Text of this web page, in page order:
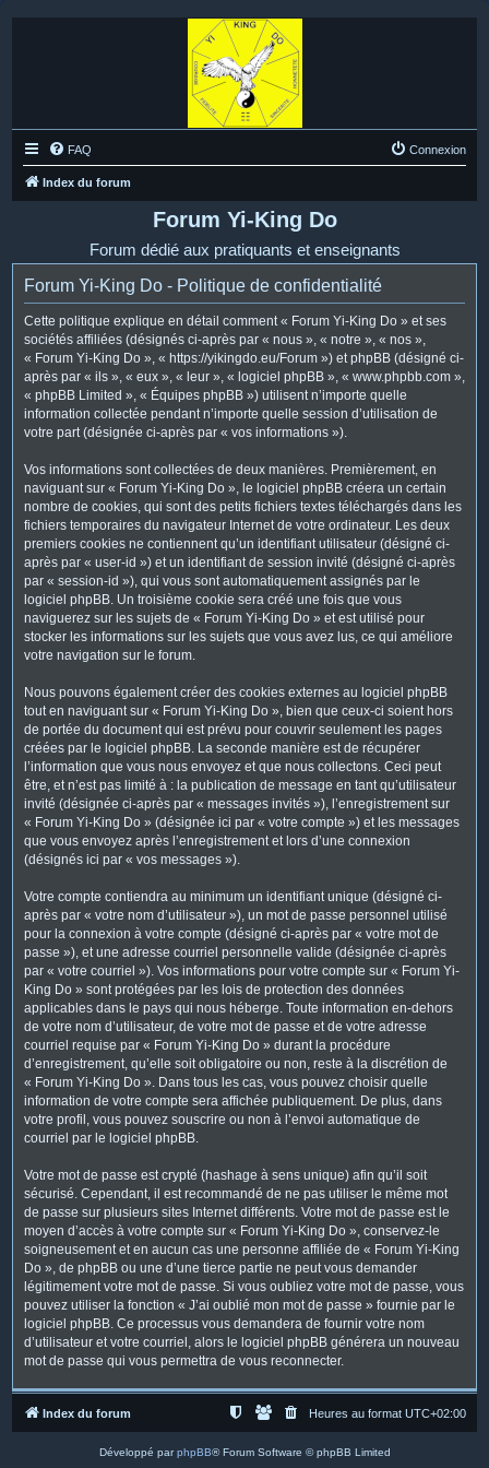
FAQ Connexion
Index du forum
Forum Yi-King Do
Forum dédié aux pratiquants et enseignants
Forum Yi-King Do - Politique de confidentialité
Cette politique explique en détail comment « Forum Yi-King Do » et ses
sociétés affiliées (désignés ci-après par « nous », « notre », « nos »,
« Forum Yi-King Do », « https://yikingdo.eu/Forum ») et phpBB (désigné ci-
après par « ils », « eux », « leur », « logiciel phpBB », « www.phpbb.com »,
« phpBB Limited », « Équipes phpBB ») utilisent n’importe quelle
information collectée pendant n’importe quelle session d’utilisation de
votre part (désignée ci-après par « vos informations »).
Vos informations sont collectées de deux manières. Premièrement, en
naviguant sur « Forum Yi-King Do », le logiciel phpBB créera un certain
nombre de cookies, qui sont des petits fichiers textes téléchargés dans les
fichiers temporaires du navigateur Internet de votre ordinateur. Les deux
premiers cookies ne contiennent qu’un identifiant utilisateur (désigné ci-
après par « user-id ») et un identifiant de session invité (désigné ci-après
par « session-id »), qui vous sont automatiquement assignés par le
logiciel phpBB. Un troisième cookie sera créé une fois que vous
naviguerez sur les sujets de « Forum Yi-King Do » et est utilisé pour
stocker les informations sur les sujets que vous avez lus, ce qui améliore
votre navigation sur le forum.
Nous pouvons également créer des cookies externes au logiciel phpBB
tout en naviguant sur « Forum Yi-King Do », bien que ceux-ci soient hors
de portée du document qui est prévu pour couvrir seulement les pages
créées par le logiciel phpBB. La seconde manière est de récupérer
l’information que vous nous envoyez et que nous collectons. Ceci peut
être, et n’est pas limité à : la publication de message en tant qu’utilisateur
invité (désignée ci-après par « messages invités »), l’enregistrement sur
« Forum Yi-King Do » (désignée ici par « votre compte ») et les messages
que vous envoyez après l’enregistrement et lors d’une connexion
(désignés ici par « vos messages »).
Votre compte contiendra au minimum un identifiant unique (désigné ci-
après par « votre nom d’utilisateur »), un mot de passe personnel utilisé
pour la connexion à votre compte (désigné ci-après par « votre mot de
passe »), et une adresse courriel personnelle valide (désignée ci-après
par « votre courriel »). Vos informations pour votre compte sur « Forum Yi-
King Do » sont protégées par les lois de protection des données
applicables dans le pays qui nous héberge. Toute information en-dehors
de votre nom d’utilisateur, de votre mot de passe et de votre adresse
courriel requise par « Forum Yi-King Do » durant la procédure
d’enregistrement, qu’elle soit obligatoire ou non, reste à la discrétion de
« Forum Yi-King Do ». Dans tous les cas, vous pouvez choisir quelle
information de votre compte sera affichée publiquement. De plus, dans
votre profil, vous pouvez souscrire ou non à l’envoi automatique de
courriel par le logiciel phpBB.
Votre mot de passe est crypté (hashage à sens unique) afin qu’il soit
sécurisé. Cependant, il est recommandé de ne pas utiliser le même mot
de passe sur plusieurs sites Internet différents. Votre mot de passe est le
moyen d’accès à votre compte sur « Forum Yi-King Do », conservez-le
soigneusement et en aucun cas une personne affiliée de « Forum Yi-King
Do », de phpBB ou une d’une tierce partie ne peut vous demander
légitimement votre mot de passe. Si vous oubliez votre mot de passe, vous
pouvez utiliser la fonction « J’ai oublié mon mot de passe » fournie par le
logiciel phpBB. Ce processus vous demandera de fournir votre nom
d’utilisateur et votre courriel, alors le logiciel phpBB générera un nouveau
mot de passe qui vous permettra de vous reconnecter.
Index du forum Heures au format UTC+02:00
Développé parphpBB® Forum Software © phpBB Limited